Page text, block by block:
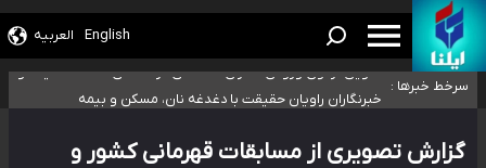
English العربیه
سرخط خبرها :
موضع وزارت بهداشت درباره ظرفیت پزشکی کنکور ۱۴۰۵: خواستار اصلاح ظرفیت‌ها
هستیم، اما هنوز پاسخ مشخصی نگرفته‌ایم
تعویق آزمون ورودی دکترای تخصصی فرماندهی صحنه عملیات و دکترای
تخصصی جغرافیای نظامی دافوس آجا
خبرنگاران راویان حقیقت با دغدغه نان، مسکن و بیمه
آخرین وضعیت شیوع عفونت‌های تنفسی در کشور/ خوزستان و کرمان بالاتر از
آستانه هشدار
گزارش تصویری از مسابقات قهرمانی کشور و